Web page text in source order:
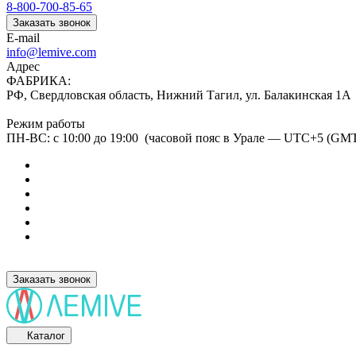
8-800-700-85-65
Заказать звонок
E-mail
info@lemive.com
Адрес
ФАБРИКА:
РФ, Свердловская область, Нижний Тагил, ул. Балакинская 1А
Режим работы
ПН-ВС: с 10:00 до 19:00 (часовой пояс в Урале — UTC+5
Заказать звонок
Каталог